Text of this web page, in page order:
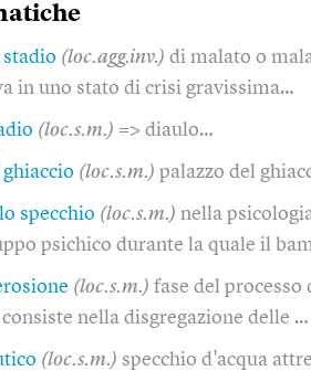
(loc.agg.inv.) di malato o
in uno stato di crisi gravissima…
(loc.s.m.) => diaulo…
(loc.s.m.) palazzo del
specchio (loc.s.m.) nella
psichico durante la quale il
(loc.s.m.) fase del
nella disgregazione delle …
(loc.s.m.) specchio d'acqua